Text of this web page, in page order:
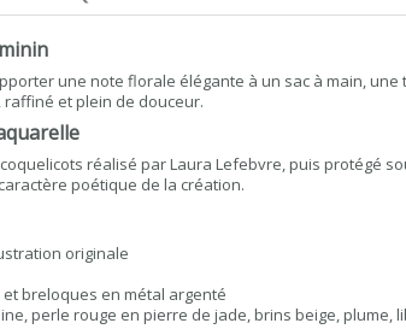
une note florale élégante à un sac à main,
raffiné et plein de douceur.
réalisé par Laura Lefebvre, puis protégé
poétique de la création.
originale
breloques en métal argenté
perle rouge en pierre de jade, brins beige, plume,